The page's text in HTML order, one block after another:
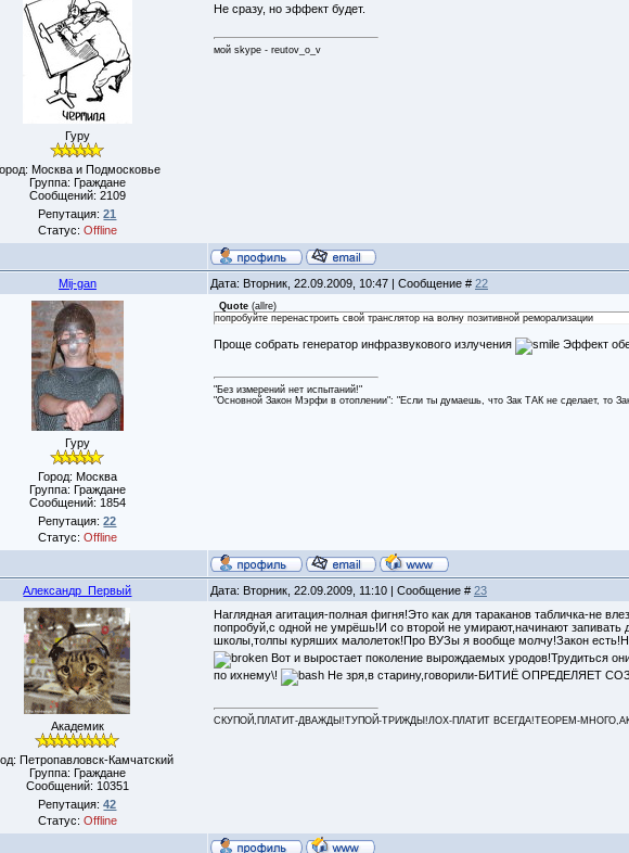
Гуру
Москва и Подмосковье
Группа: Граждане
Сообщений: 2109
Репутация:21
Статус: Offline
Не сразу, но эффект будет.
мой skype - reutov_o_v
Mij-gan Дата: Вторник, 22.09.2009, 10:47 | Сообщение # 22
Гуру
Город: Москва
Группа: Граждане
Сообщений: 1854
Репутация:22
Статус: Offline
Quote(allre)
попробуйте перенастроить свой транслятор на волну позитивной реморализации
Проще собрать генератор инфразвукового излучения Эффект
"Без измерений нет испытаний!"
"Основной Закон Мэрфи в отоплении": "Если ты думаешь, что Зак ТАК не сделает, то
Александр_Первый Дата: Вторник, 22.09.2009, 11:10 | Сообщение # 23
Академик
Петропавловск-Камчатский
Группа: Граждане
Сообщений: 10351
Репутация:42
Статус: Offline
Наглядная агитация-полная фигня!Это как для тараканов табличка-не
попробуй,с одной не умрёшь!И со второй не умирают,начинают
школы,толпы куряших малолеток!Про ВУЗы я вообще молчу!Закон
Вот и выростает поколение вырождаемых уродов!Трудиться
по ихнему\!
Не зря,в старину,говорили-БИТИЁ ОПРЕДЕЛЯЕТ
СКУПОЙ,ПЛАТИТ-ДВАЖДЫ!ТУПОЙ-ТРИЖДЫ!ЛОХ-ПЛАТИТ ВСЕГДА!ТЕОРЕМ-